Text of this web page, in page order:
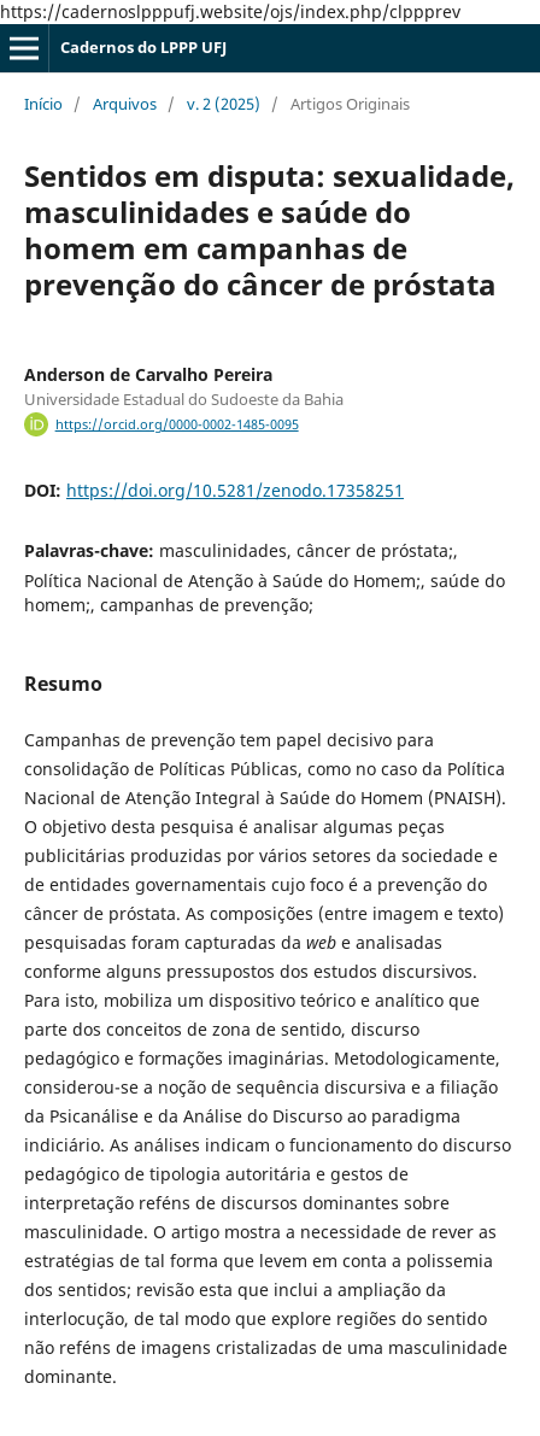
https://cadernoslpppufj.website/ojs/index.php/clppprev
Cadernos do LPPP UFJ
Início / Arquivos / v. 2 (2025) / Artigos Originais
Sentidos em disputa: sexualidade,
masculinidades e saúde do
homem em campanhas de
prevenção do câncer de próstata
Anderson de Carvalho Pereira
Universidade Estadual do Sudoeste da Bahia
https://orcid.org/0000-0002-1485-0095
DOI: https://doi.org/10.5281/zenodo.17358251
Palavras-chave: masculinidades, câncer de próstata;,
Política Nacional de Atenção à Saúde do Homem;, saúde do
homem;, campanhas de prevenção;
Resumo
Campanhas de prevenção tem papel decisivo para
consolidação de Políticas Públicas, como no caso da Política
Nacional de Atenção Integral à Saúde do Homem (PNAISH).
O objetivo desta pesquisa é analisar algumas peças
publicitárias produzidas por vários setores da sociedade e
de entidades governamentais cujo foco é a prevenção do
câncer de próstata. As composições (entre imagem e texto)
pesquisadas foram capturadas da webe analisadas
conforme alguns pressupostos dos estudos discursivos.
Para isto, mobiliza um dispositivo teórico e analítico que
parte dos conceitos de zona de sentido, discurso
pedagógico e formações imaginárias. Metodologicamente,
considerou-se a noção de sequência discursiva e a filiação
da Psicanálise e da Análise do Discurso ao paradigma
indiciário. As análises indicam o funcionamento do discurso
pedagógico de tipologia autoritária e gestos de
interpretação reféns de discursos dominantes sobre
masculinidade. O artigo mostra a necessidade de rever as
estratégias de tal forma que levem em conta a polissemia
dos sentidos; revisão esta que inclui a ampliação da
interlocução, de tal modo que explore regiões do sentido
não reféns de imagens cristalizadas de uma masculinidade
dominante.